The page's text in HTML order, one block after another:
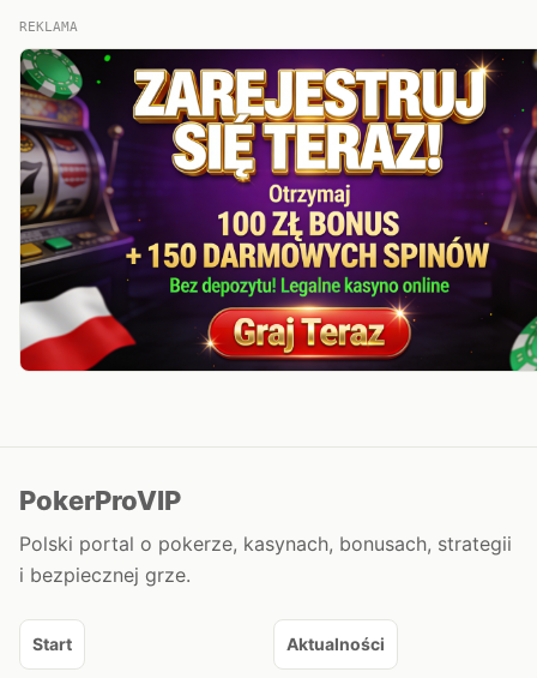
REKLAMA
PokerProVIP
Polski portal o pokerze, kasynach, bonusach, strategii
i bezpiecznej grze.
Start Aktualności